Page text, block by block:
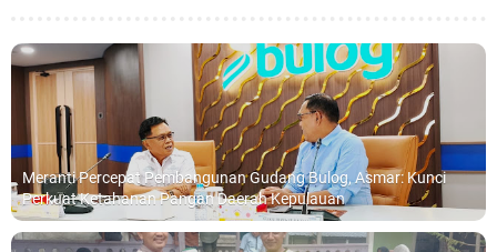
Meranti Percepat Pembangunan Gudang Bulog, Asmar: Kunci
Perkuat Ketahanan Pangan Daerah Kepulauan